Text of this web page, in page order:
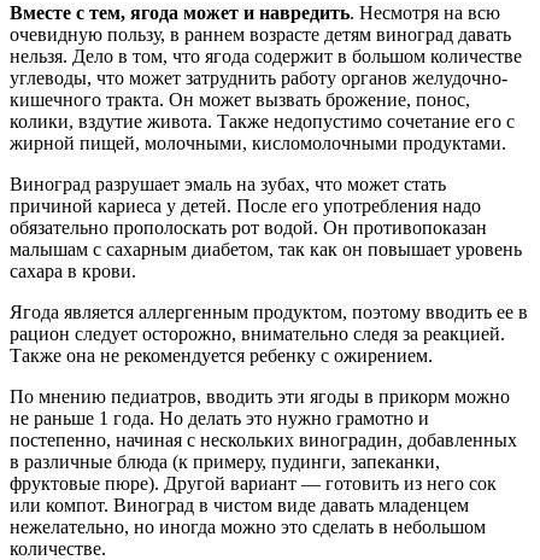
Вместе с тем, ягода может и навредить. Несмотря на всю
очевидную пользу, в раннем возрасте детям виноград давать
нельзя. Дело в том, что ягода содержит в большом количестве
углеводы, что может затруднить работу органов желудочно-
кишечного тракта. Он может вызвать брожение, понос,
колики, вздутие живота. Также недопустимо сочетание его с
жирной пищей, молочными, кисломолочными продуктами.
Виноград разрушает эмаль на зубах, что может стать
причиной кариеса у детей. После его употребления надо
обязательно прополоскать рот водой. Он противопоказан
малышам с сахарным диабетом, так как он повышает уровень
сахара в крови.
Ягода является аллергенным продуктом, поэтому вводить ее в
рацион следует осторожно, внимательно следя за реакцией.
Также она не рекомендуется ребенку с ожирением.
По мнению педиатров, вводить эти ягоды в прикорм можно
не раньше 1 года. Но делать это нужно грамотно и
постепенно, начиная с нескольких виноградин, добавленных
в различные блюда (к примеру, пудинги, запеканки,
фруктовые пюре). Другой вариант — готовить из него сок
или компот. Виноград в чистом виде давать младенцем
нежелательно, но иногда можно это сделать в небольшом
количестве.